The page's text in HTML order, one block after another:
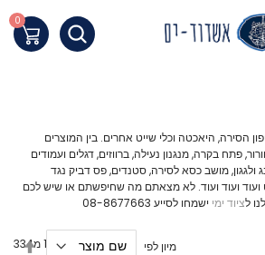
העגלה שלי
0
הסירה, היאכטה וכלי שייט אחרים. בין המוצרים
פתח בקרה, מנגנון נעילה, ברווזים, דגלים ועמודים
ולגגון, מושב כסא לסירה, סטנדים, פס דביק נגד
ועוד ועוד ועוד. לא מצאתם מה שחיפשתם או שיש לכם
לציוד ימי ישמחו לסייע 08-8677663
פריטים 1 30 מ334 מיון לפי
הגדר